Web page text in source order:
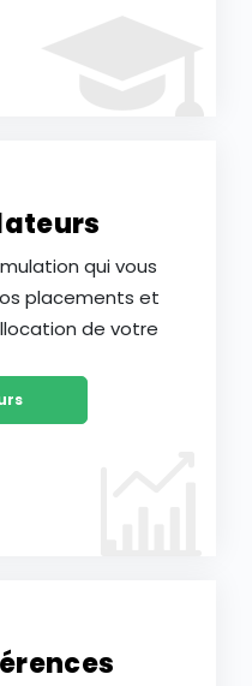
qui vous
placements et
de votre